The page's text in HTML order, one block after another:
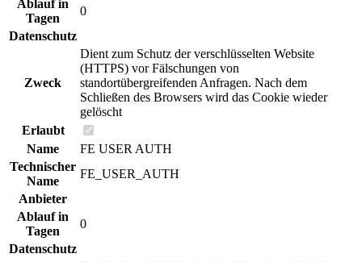
Ablauf in
Tagen
0
Datenschutz
Zweck
Dient zum Schutz der verschlüsselten Website
(HTTPS) vor Fälschungen von
standortübergreifenden Anfragen. Nach dem
Schließen des Browsers wird das Cookie wieder
gelöscht
Erlaubt
Name
FE USER AUTH
Technischer
Name
FE_USER_AUTH
Anbieter
Ablauf in
Tagen
0
Datenschutz